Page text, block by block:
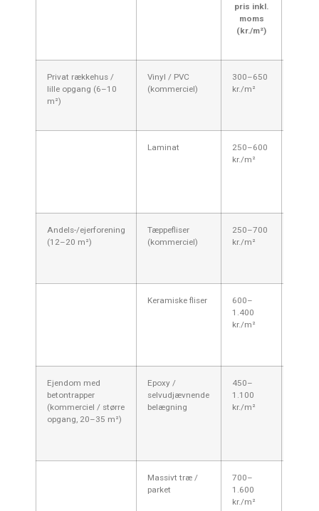
pris inkl.
moms
(kr./m²)
Privat rækkehus /
lille opgang (6–10
m²)
Vinyl / PVC
(kommerciel)
300–650
kr./m²
Laminat
250–600
kr./m²
Andels-/ejerforening
(12–20 m²)
Tæppefliser
(kommerciel)
250–700
kr./m²
Keramiske fliser
600–
1.400
kr./m²
Ejendom med
betontrapper
(kommerciel / større
opgang, 20–35 m²)
Epoxy /
selvudjævnende
belægning
450–
1.100
kr./m²
Massivt træ /
parket
700–
1.600
kr./m²